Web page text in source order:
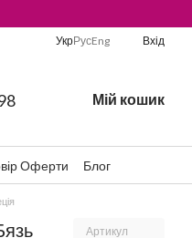
УкрРусEng Вхід
Мій кошик
Оферти Блог
Артикул